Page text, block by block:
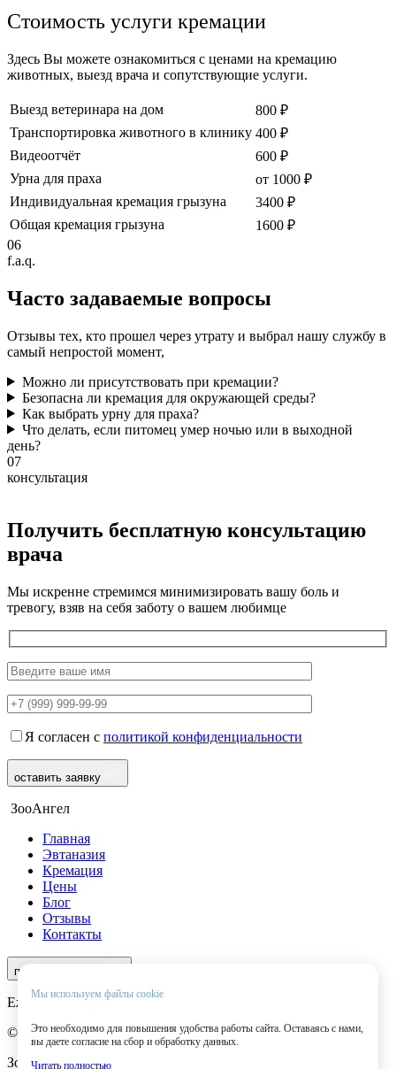
Стоимость услуги кремации
Здесь Вы можете ознакомиться с ценами на кремацию
животных, выезд врача и сопутствующие услуги.
Выезд ветеринара на дом
800 ₽
Транспортировка животного в клинику 400 ₽
Видеоотчёт
600 ₽
Урна для праха
от 1000 ₽
Индивидуальная кремация грызуна
3400 ₽
Общая кремация грызуна
1600 ₽
06
f.a.q.
Часто задаваемые вопросы
Отзывы тех, кто прошел через утрату и выбрал нашу службу в
самый непростой момент,
Можно ли присутствовать при кремации?
Безопасна ли кремация для окружающей среды?
Как выбрать урну для праха?
Что делать, если питомец умер ночью или в выходной
день?
07
консультация
Получить бесплатную консультацию
врача
Мы искренне стремимся минимизировать вашу боль и
тревогу, взяв на себя заботу о вашем любимце
Я согласен с политикой конфиденциальности
оставить заявку
Мы используем файлы cookie
Это необходимо для повышения удобства работы сайта. Оставаясь с нами,
вы даете согласие на сбор и обработку данных.
Читать полностью
ЗооАнгел
Главная
Эвтаназия
Кремация
Цены
Блог
Отзывы
Контакты
перезвоните мне
Ежедневно с 9:00 до 22:00
© 2025 ЗооАнгел. Все права защищены.
ЗооАнгел — ритуальная служба для домашних животных.